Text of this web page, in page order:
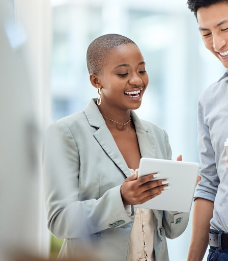
Automatisch aanbrengen
Bestendigheid tegen
chemicaliën
Bonding strength (push-out)
Breakdown voltage
Di-elektrische
doorslagspanning
Dikte van de tape
Dikte van voering
Flame retardancy
Gebruikstoepassing
Geluidsdemping (LV312)
Gemakkelijk te beschrijven
Gemakkelijk te verwijderen